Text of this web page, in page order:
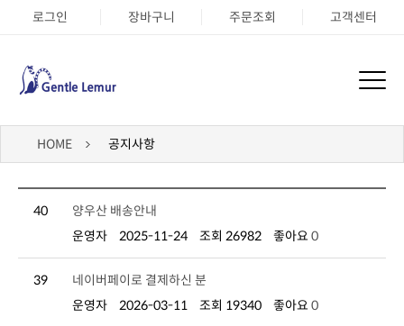
로그인 장바구니 주문조회 고객센터
HOME 공지사항
40
양우산 배송안내
운영자
2025-11-24 조회 26982 좋아요 0
39
네이버페이로 결제하신 분
운영자
2026-03-11 조회 19340 좋아요 0